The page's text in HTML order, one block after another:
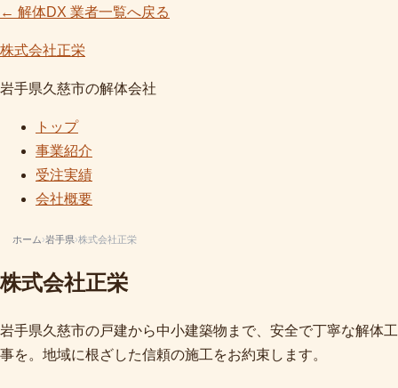
← 解体DX 業者一覧へ戻る
株式会社正栄
岩手県久慈市の解体会社
トップ
事業紹介
受注実績
会社概要
ホーム›岩手県›株式会社正栄
株式会社正栄
岩手県久慈市の戸建から中小建築物まで、安全で丁寧な解体工
事を。地域に根ざした信頼の施工をお約束します。